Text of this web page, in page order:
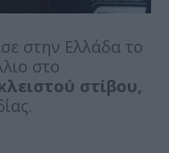
στην Ελλάδα το
στο
στίβου,